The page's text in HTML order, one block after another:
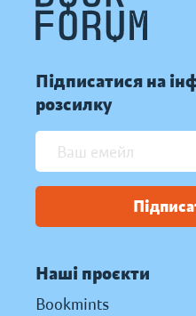
Підписатися на
розсилку
Наші проєкти
Bookmints